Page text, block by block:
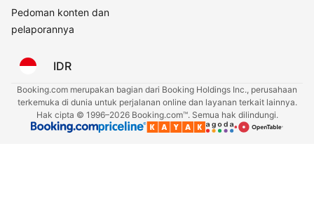
Pedoman konten dan
pelaporannya
IDR
Booking.com merupakan bagian dari Booking Holdings Inc., perusahaan
terkemuka di dunia untuk perjalanan online dan layanan terkait lainnya.
Hak cipta © 1996–2026 Booking.com™. Semua hak dilindungi.